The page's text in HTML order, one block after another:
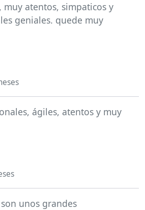
atentos, simpaticos y
geniales. quede muy
ágiles, atentos y muy
unos grandes